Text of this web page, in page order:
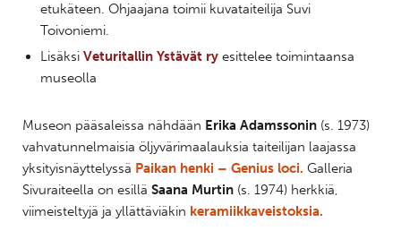
etukäteen. Ohjaajana toimii kuvataiteilija Suvi
Toivoniemi.
Lisäksi Veturitallin Ystävät ry esittelee toimintaansa
museolla
Museon pääsaleissa nähdään Erika Adamssonin (s. 1973)
vahvatunnelmaisia öljyvärimaalauksia taiteilijan laajassa
yksityisnäyttelyssä Paikan henki – Genius loci. Galleria
Sivuraiteella on esillä Saana Murtin (s. 1974) herkkiä,
viimeisteltyjä ja yllättäviäkin keramiikkaveistoksia.